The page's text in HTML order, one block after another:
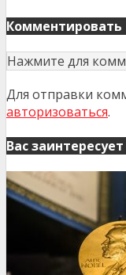
Комментировать
Нажмите для
Для отправки
авторизоваться.
Вас заинтересует